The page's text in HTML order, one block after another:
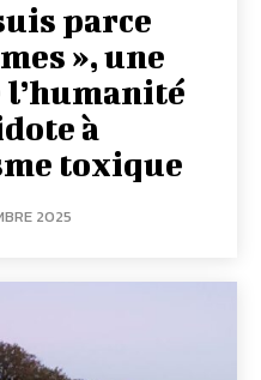
parce
», une
à
toxique
2025